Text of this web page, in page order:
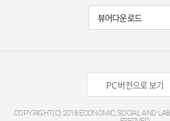
PC 버전으로 보기
COPYRIGHT(C) 2018 ECONOMIC, SOCIAL AND